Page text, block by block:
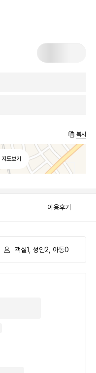
복사
지도보기
이용후기
객실1, 성인2, 아동0